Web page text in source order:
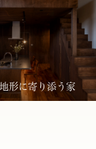
形に寄り添う家